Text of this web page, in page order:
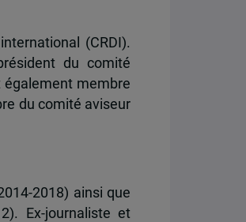
(CRDI).
du comité
également membre
du comité aviseur
2018) ainsi que
Ex-journaliste et